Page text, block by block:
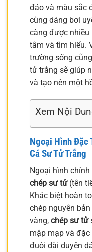
đáo và màu sắc
cùng dáng bơi
càng được nhiều
tâm và tìm hiểu.
trường sống
tử trắng sẽ giúp
và tạo nên một
Xem Nội
Ngoại Hình Đặc
Cá Sư Tử Trắng
Ngoại hình
chép sư tử(tên
Khác biệt hoàn
chép nguyên
vàng, chép sư tử
mập mạp và đặc
đuôi dài duyên